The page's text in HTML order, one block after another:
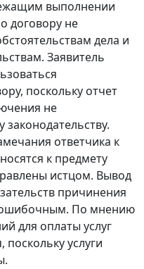
выполнении
договору не
дела и
Заявитель
поскольку отчет
не
ответчика к
к предмету
истцом. Вывод
причинения
ошибочным. По мнению
для оплаты услуг
поскольку услуги